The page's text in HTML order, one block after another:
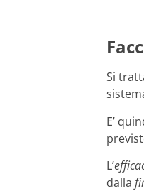
Si
E’
L’
dalla